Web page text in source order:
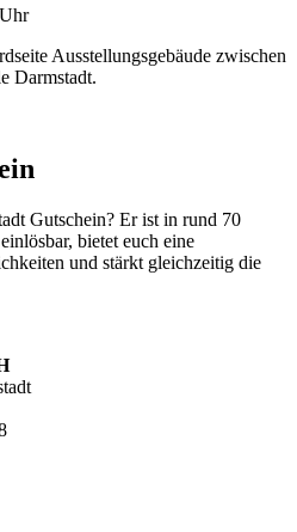
Ausstellungsgebäude zwischen
Darmstadt.
Gutschein? Er ist in rund 70
bietet euch eine
und stärkt gleichzeitig die